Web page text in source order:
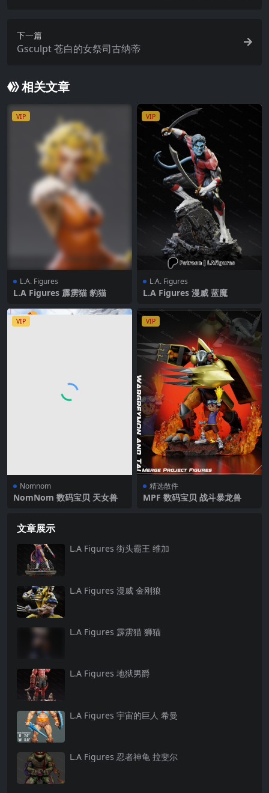
下一篇
Gsculpt 苍白的女祭司古纳蒂
相关文章
VIP
L.A. Figures
L.A Figures 霹雳猫 豹猫
VIP
L.A. Figures
L.A Figures 漫威 蓝魔
VIP
Nomnom
NomNom 数码宝贝 天女兽
VIP
精选散件
MPF 数码宝贝 战斗暴龙兽
文章展示
L.A Figures 街头霸王 维加
L.A Figures 漫威 金刚狼
L.A Figures 霹雳猫 狮猫
L.A Figures 地狱男爵
L.A Figures 宇宙的巨人 希曼
L.A Figures 忍者神龟 拉斐尔